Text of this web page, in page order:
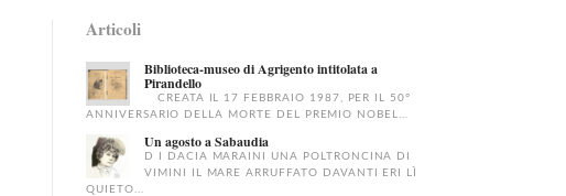
Articoli
Biblioteca-museo di Agrigento intitolata a
Pirandello
CREATA IL 17 FEBBRAIO 1987, PER IL 50°
ANNIVERSARIO DELLA MORTE DEL PREMIO NOBEL...
Un agosto a Sabaudia
D I DACIA MARAINI UNA POLTRONCINA DI
VIMINI IL MARE ARRUFFATO DAVANTI ERI LÌ
QUIETO...